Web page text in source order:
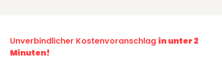
Unverbindlicher Kostenvoranschlag in unter 2
Minuten!